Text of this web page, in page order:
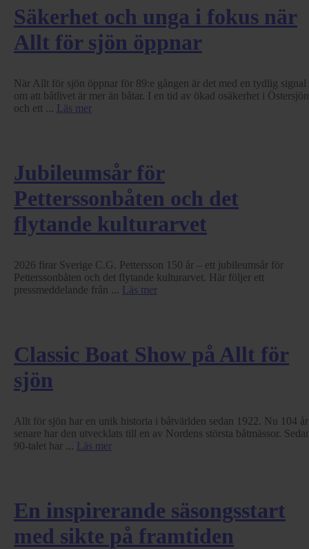
Säkerhet och unga i fokus när
Allt för sjön öppnar
När Allt för sjön öppnar för 89:e gången är det med en tydlig signal
om att båtlivet är mer än båtar. I en tid av ökad osäkerhet i Östersjön
och ett ... Läs mer
Jubileumsår för
Petterssonbåten och det
flytande kulturarvet
2026 firar Sverige C.G. Pettersson 150 år – ett jubileumsår för
Petterssonbåten och det flytande kulturarvet. Här följer ett
pressmeddelande från ... Läs mer
Classic Boat Show på Allt för
sjön
Allt för sjön har en unik historia i båtvärlden sedan 1922. Nu 104 år
senare har den utvecklats till en av Nordens största båtmässor.
90-talet har ... Läs mer
En inspirerande säsongsstart
med sikte på framtiden